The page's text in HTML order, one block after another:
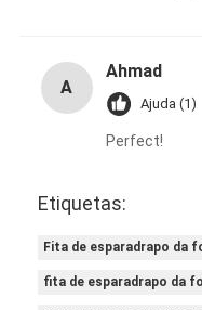
A
Ahmad
Ajuda (1)
Perfect!
Etiquetas:
Fita de esparadrapo da
fita de esparadrapo da